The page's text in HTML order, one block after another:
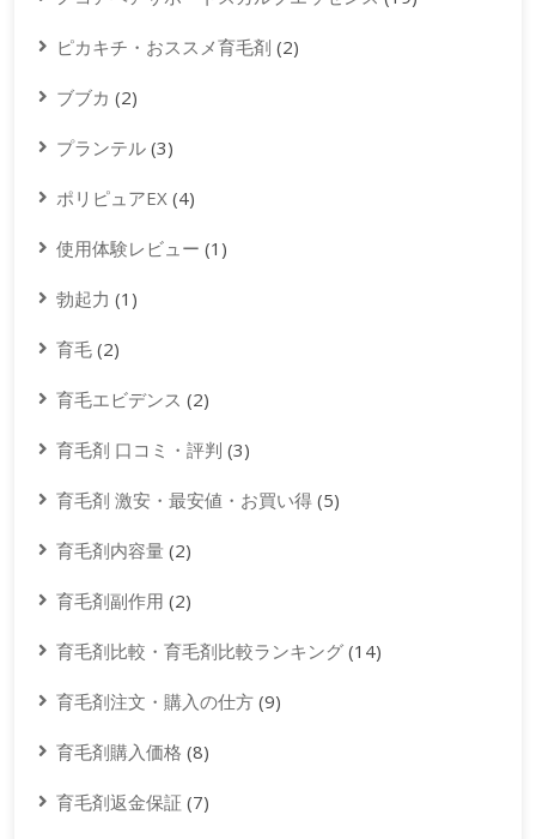
ピカキチ・おススメ育毛剤 (2)
ブブカ (2)
プランテル (3)
ポリピュアEX (4)
使用体験レビュー (1)
勃起力 (1)
育毛 (2)
育毛エビデンス (2)
育毛剤 口コミ・評判 (3)
育毛剤 激安・最安値・お買い得 (5)
育毛剤内容量 (2)
育毛剤副作用 (2)
育毛剤比較・育毛剤比較ランキング (14)
育毛剤注文・購入の仕方 (9)
育毛剤購入価格 (8)
育毛剤返金保証 (7)